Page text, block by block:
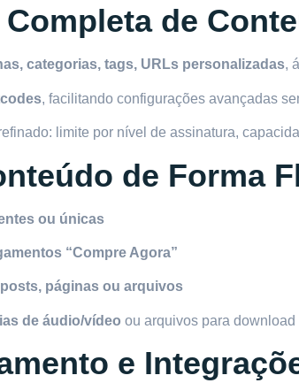
de
categorias, tags, URLs personalizadas,
, facilitando configurações avançadas
limite por nível de assinatura,
de Forma
ou únicas
“Compre Agora”
posts, páginas ou arquivos
de áudio/vídeo ou arquivos para download
e